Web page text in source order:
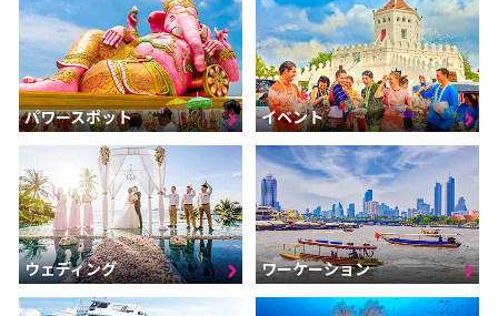
パワースポット イベント
ウェディング ワーケーション